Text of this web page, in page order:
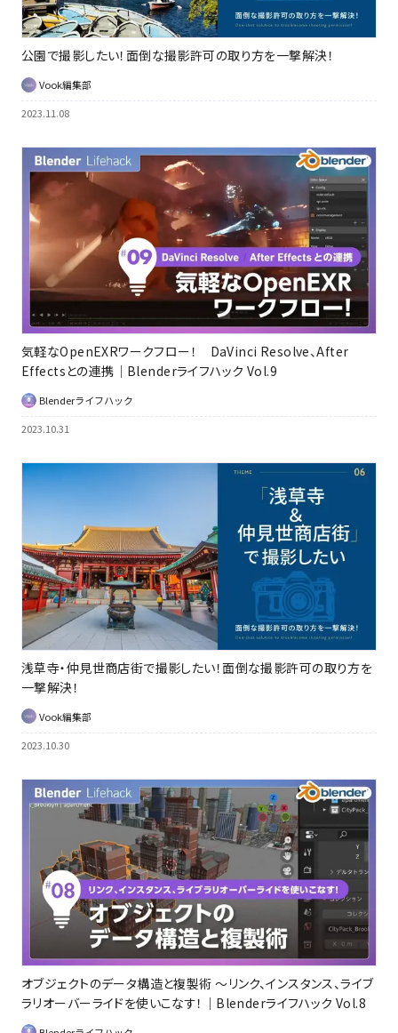
公園で撮影したい！面倒な撮影許可の取り方を一撃解決！
Vook編集部
2023.11.08
気軽なOpenEXRワークフロー！ DaVinci Resolve、After
Effectsとの連携｜Blenderライフハック Vol.9
Blenderライフハック
2023.10.31
浅草寺・仲見世商店街で撮影したい！面倒な撮影許可の取り方を
一撃解決！
Vook編集部
2023.10.30
オブジェクトのデータ構造と複製術 ～リンク、インスタンス、ライブ
ラリオーバーライドを使いこなす！｜Blenderライフハック Vol.8